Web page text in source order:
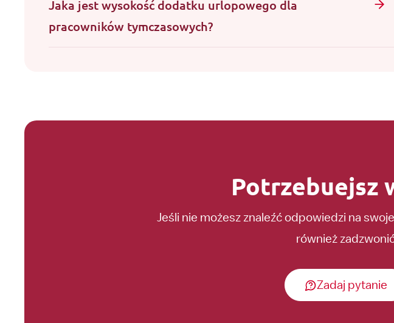
Jaka jest wysokość dodatku urlopowego dla
pracowników tymczasowych?
Potrzebuejsz
Jeśli nie możesz znaleźć odpowiedzi na
również
Zadaj pytanie